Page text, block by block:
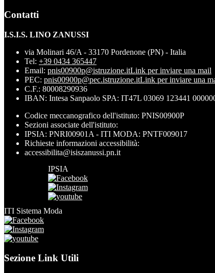
Contatti
I.S.I.S. LINO ZANUSSI
via Molinari 46/A - 33170 Pordenone (PN) - Italia
Tel: +39 0434 365447
Email: pnis00900p@istruzione.itLink per inviare una mail
PEC: pnis00900p@pec.istruzione.itLink per inviare una
C.F.: 80008290936
IBAN: Intesa Sanpaolo SPA: IT47L 03069 123441
Codice meccanografico dell'istituto: PNIS00900P
Sezioni associate dell'istituto:
IPSIA: PNRI00901A - ITI MODA: PNTF009017
Richieste informazioni accessibilità:
accessibilita@isiszanussi.pn.it
IPSIA
ITI Sistema Moda
Sezione Link Utili